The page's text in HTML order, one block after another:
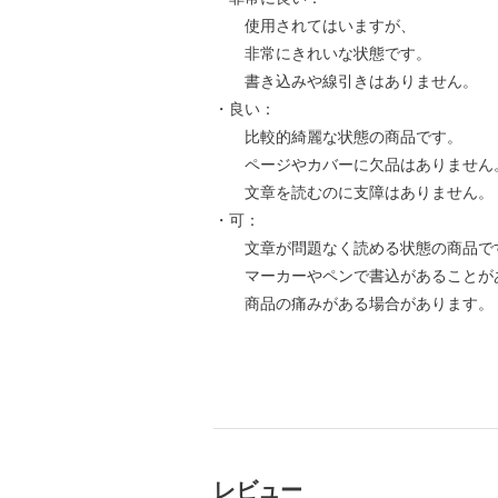
使用されてはいますが、
非常にきれいな状態です。
書き込みや線引きはありません。
・良い：
比較的綺麗な状態の商品です。
ページやカバーに欠品はありません
文章を読むのに支障はありません。
・可：
文章が問題なく読める状態の商品で
マーカーやペンで書込があることが
商品の痛みがある場合があります。
レビュー